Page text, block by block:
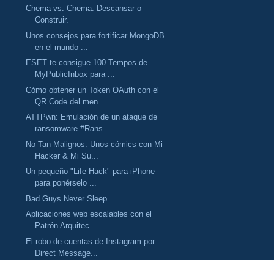
Chema vs. Chema: Descansar o
Construir.
Unos consejos para fortificar MongoDB
en el mundo ...
ESET te consigue 100 Tempos de
MyPublicInbox para ...
Cómo obtener un Token OAuth con el
QR Code del men...
ATTPwn: Emulación de un ataque de
ransomware #Rans...
No Tan Malignos: Unos cómics con Mi
Hacker & Mi Su...
Un pequeño "Life Hack" para iPhone
para ponérselo ...
Bad Guys Never Sleep
Aplicaciones web escalables con el
Patrón Arquitec...
El robo de cuentas de Instagram por
Direct Message...